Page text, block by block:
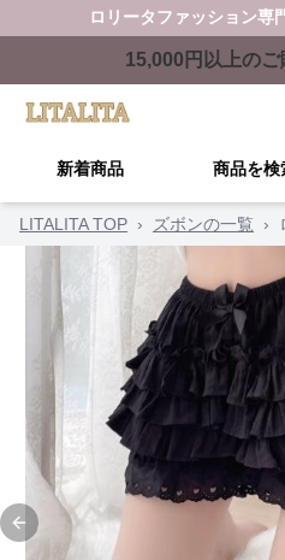
ロリータファッション専
15,000 円以上の
新着商品 商品を検
LITALITA TOP › ズボンの一覧 ›
Previous slide